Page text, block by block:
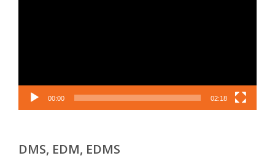
00:00 02:18
DMS, EDM, EDMS